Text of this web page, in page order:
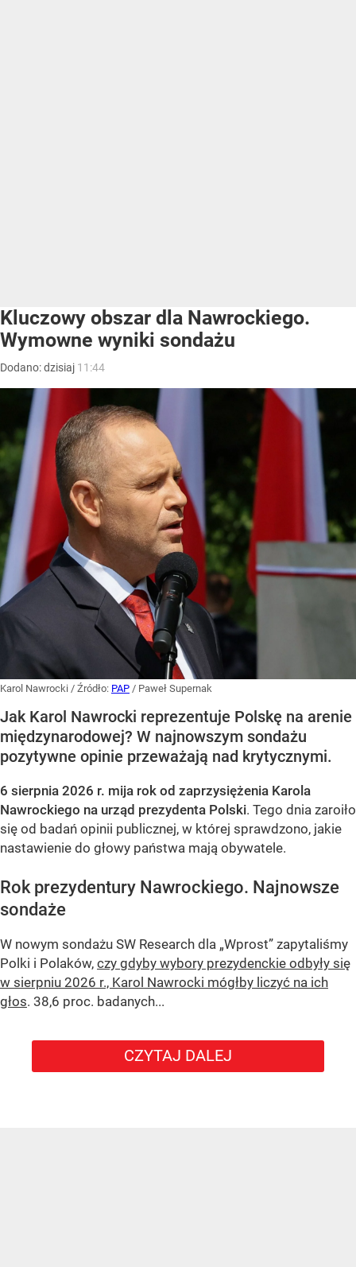
Kluczowy obszar dla Nawrockiego.
Wymowne wyniki sondażu
Dodano:dzisiaj 11:44
Karol Nawrocki / Źródło: PAP / Paweł Supernak
Jak Karol Nawrocki reprezentuje Polskę na arenie
międzynarodowej? W najnowszym sondażu
pozytywne opinie przeważają nad krytycznymi.
6 sierpnia 2026 r. mija rok od zaprzysiężenia Karola
Nawrockiego na urząd prezydenta Polski. Tego dnia zaroiło
się od badań opinii publicznej, w której sprawdzono, jakie
nastawienie do głowy państwa mają obywatele.
Rok prezydentury Nawrockiego. Najnowsze
sondaże
W nowym sondażu SW Research dla „Wprost” zapytaliśmy
Polki i Polaków, czy gdyby wybory prezydenckie odbyły się
w sierpniu 2026 r., Karol Nawrocki mógłby liczyć na ich
głos. 38,6 proc. badanych...
CZYTAJ DALEJ